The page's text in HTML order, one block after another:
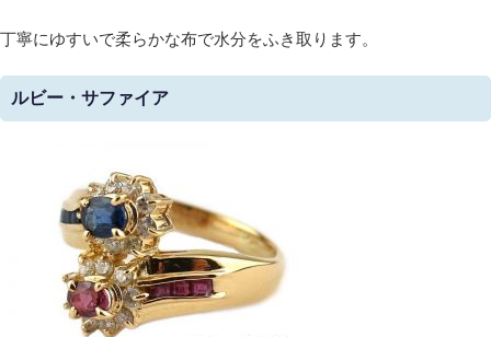
丁寧にゆすいで柔らかな布で水分をふき取ります。
ルビー・サファイア